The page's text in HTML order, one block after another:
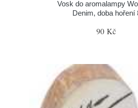
Vosk do aromalampy
Denim, doba hoření
90 Kč